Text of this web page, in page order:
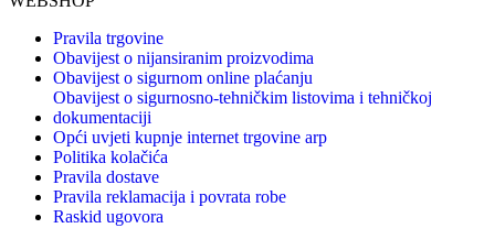
Pravila trgovine
Obavijest o nijansiranim proizvodima
Obavijest o sigurnom online plaćanju
Obavijest o sigurnosno-tehničkim listovima i tehničkoj
dokumentaciji
Opći uvjeti kupnje internet trgovine arp
Politika kolačića
Pravila dostave
Pravila reklamacija i povrata robe
Raskid ugovora